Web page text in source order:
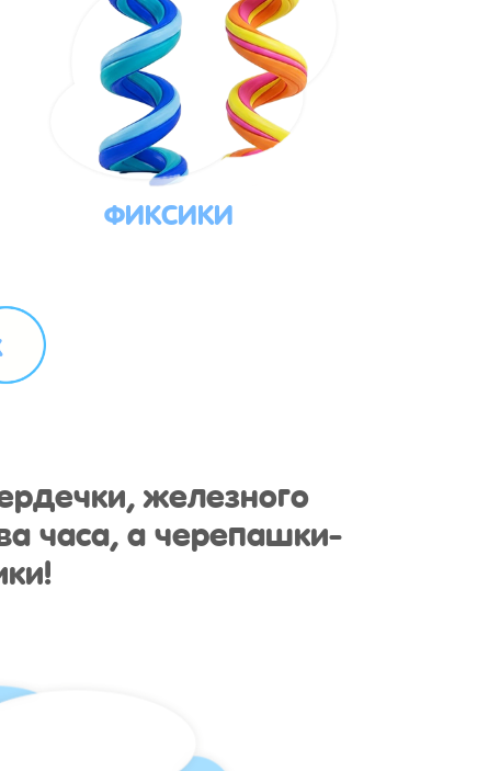
ФИКСИКИ
железного
часа, а черепашки-